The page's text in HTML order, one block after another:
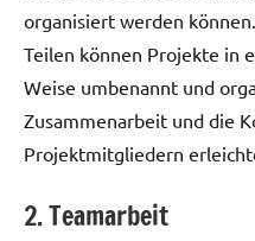
organisiert werden
Teilen können Projekte in
Weise umbenannt und
Zusammenarbeit und die
Projektmitgliedern
2. Teamarbeit